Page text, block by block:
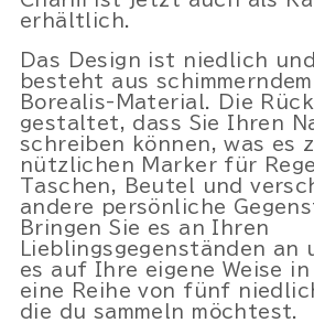
Powered
erhältlich.
Das Design ist niedlich
besteht aus
Borealis-Material. Die
gestaltet, dass Sie Ihren
schreiben können, was es
nützlichen Marker für
Taschen, Beutel und
andere persönliche
Bringen Sie es an Ihren
Lieblingsgegenständen an
es auf Ihre eigene Weise in
eine Reihe von fünf
die du sammeln möchtest.